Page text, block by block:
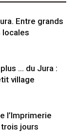
Entre grands
locales
… du Jura :
village
l’Imprimerie
jours